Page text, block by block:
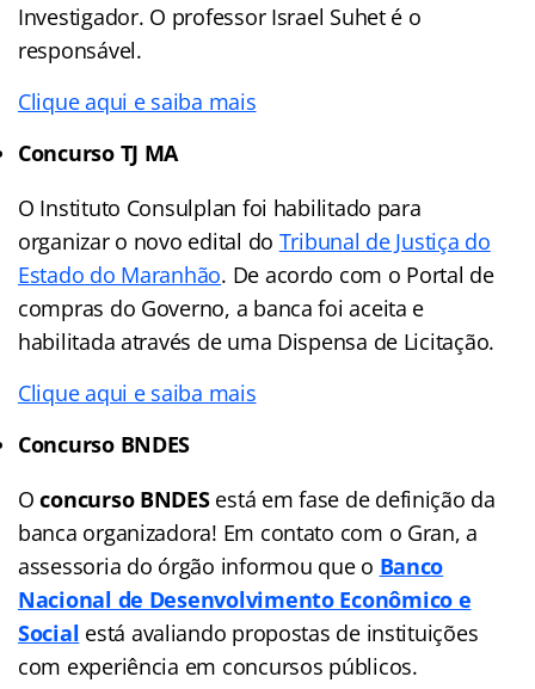
Investigador. O professor Israel Suhet é o
responsável.
Clique aqui e saiba mais
Concurso TJ MA
O Instituto Consulplan foi habilitado para
organizar o novo edital do Tribunal de Justiça do
Estado do Maranhão. De acordo com o Portal de
compras do Governo, a banca foi aceita e
habilitada através de uma Dispensa de Licitação.
Clique aqui e saiba mais
Concurso BNDES
Oconcurso BNDESestá em fase de definição da
banca organizadora! Em contato com o Gran, a
assessoria do órgão informou que o Banco
Nacional de Desenvolvimento Econômico e
Social está avaliando propostas de instituições
com experiência em concursos públicos.